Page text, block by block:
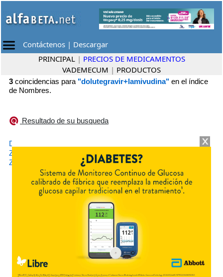
Contáctenos | Descargar
PRINCIPAL | PRECIOS DE MEDICAMENTOS
VADEMECUM | PRODUCTOS
3 coincidencias para "dolutegravir+lamivudina" en el índice
de Nombres.
Resultado de su busqueda
DOVATO
ZEVUVIR DUET
Richmond
ZEVUVIR L PACK
Richmond